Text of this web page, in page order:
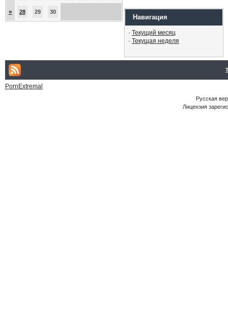
» 28 29 30
Навигация
· Текущий месяц
· Текущая неделя
PornExtremal
Русская
Лицензия